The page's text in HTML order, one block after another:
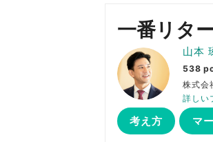
一番リタ
山本
538
株式
詳しい
考え方 マ